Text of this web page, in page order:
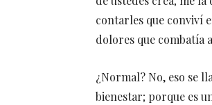
contarles que conviví
dolores que combatía
¿Normal? No, eso se
bienestar; porque es